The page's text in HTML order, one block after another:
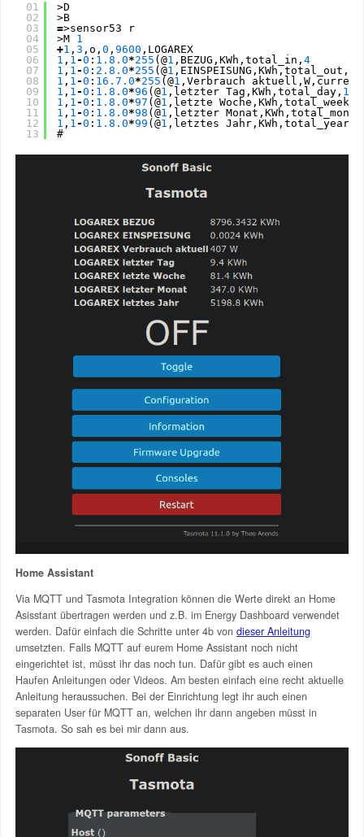
01
02
03
04
05
06
07
08
09
10
11
12
13
>D
>B
=>sensor53 r
>M 1
+1 , 3 ,o, 0 , 9600 ,LOGAREX
1 , 1-0 : 1.8 .0*255 (@1 ,BEZUG,KWh,total_in, 4
1 , 1-0 : 2.8 .0*255 (@1 ,EINSPEISUNG,KWh,total_out,
1 , 1-0 : 16.7 .0*255 (@1 ,Verbrauch
1 , 1-0 : 1.8 .0*96 (@1 ,letzter Tag,KWh,total_day, 1
1 , 1-0 : 1.8 .0*97 (@1 ,letzte Woche,KWh,total_week,
1 , 1-0 : 1.8 .0*98 (@1 ,letzter
1 , 1-0 : 1.8 .0*99 (@1 ,letztes Jahr,KWh,total_year,
#
Home Assistant
Via MQTT und Tasmota Integration können die Werte direkt an Home
Asisstant übertragen werden und z.B. im Energy Dashboard verwendet
werden. Dafür einfach die Schritte unter 4b von dieser Anleitung
umsetzten. Falls MQTT auf eurem Home Assistant noch nicht
eingerichtet ist, müsst ihr das noch tun. Dafür gibt es auch einen
Haufen Anleitungen oder Videos. Am besten einfach eine recht aktuelle
Anleitung heraussuchen. Bei der Einrichtung legt ihr auch einen
separaten User für MQTT an, welchen ihr dann angeben müsst in
Tasmota. So sah es bei mir dann aus.